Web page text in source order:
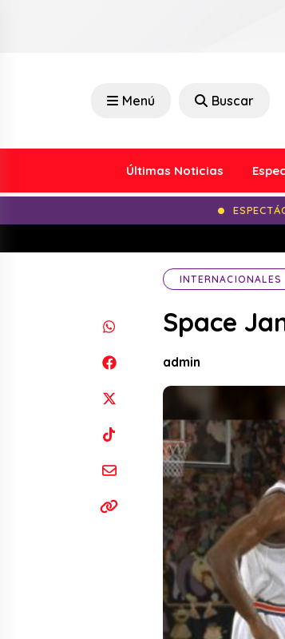
Menú Buscar
Últimas Noticias
INTERNACIONALES
Space
admin